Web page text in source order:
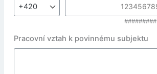
#########
Pracovní vztah k povinnému subjektu